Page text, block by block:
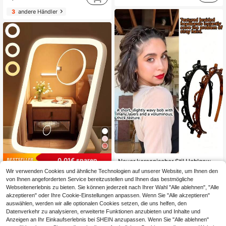
3andere Händler
0,01€ sparen
LED Make-up Spiegel, Tisch-Schminkspiegel mit 3 Beleuchtungsmodi, 300mAh USB wiederaufladbarer Make-up Spiegel, tragbarer Schminkspiegel, geeignet für Wohnheim, Büroschreibtisch, perfektes Geschenk zum Geburtstag, Abschluss, Schulbeginn, multifunktionaler Make-up Spiegel für Studenten, Reisen, Büro, Schlafzimmer, perfektes Geschenk zum Valentinstag, Muttertag
3,88€3,89€
Neuer koreanischer Stil Hohlgewebe Haarband, elastisches Haargummi, Ponyclip, Haarzubehör, Damen Haarzubehör, Frisuren Styling Tool, Schönheitsprodukt, Damen Locken Haarzubehör, hitzefreie Locken, Haarzubehör, Haarclip, ästhetisch
#3 Bestseller in Badezimmer-Haar-Accessoires
2 ,75€ 2,77€
Wir verwenden Cookies und ähnliche Technologien auf unserer Website, um Ihnen den
von Ihnen angeforderten Service bereitzustellen und Ihnen das bestmögliche
Webseitenerlebnis zu bieten. Sie können jederzeit nach Ihrer Wahl "Alle ablehnen", "Alle
akzeptieren" oder Ihre Cookie-Einstellungen anpassen. Wenn Sie "Alle akzeptieren"
auswählen, werden wir alle optionalen Cookies setzen, die uns helfen, den
Datenverkehr zu analysieren, erweiterte Funktionen anzubieten und Inhalte und
Anzeigen an Ihr Einkaufserlebnis bei SHEIN anzupassen. Wenn Sie "Alle ablehnen"